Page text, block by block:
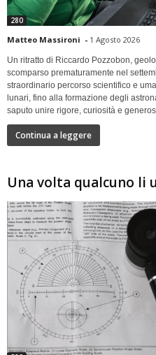
280
Matteo Massironi - 1 Agosto 2026
Un ritratto di Riccardo Pozzobon,
scomparso prematuramente nel
straordinario percorso scientifico e
lunari, fino alla formazione degli
saputo unire rigore, curiosità e
Continua a leggere
Una volta qualcuno li